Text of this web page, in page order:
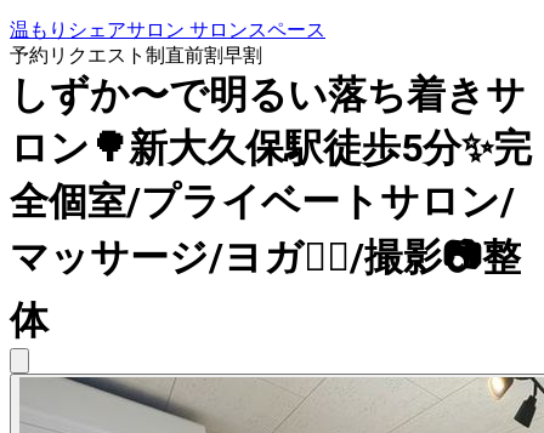
温もりシェアサロン サロンスペース
予約リクエスト制直前割早割
しずか〜で明るい落ち着きサ
ロン🌳新大久保駅徒歩5分✨完
全個室/プライベートサロン/
マッサージ/ヨガ🧘‍♀️/撮影📷整
体